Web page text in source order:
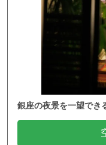
銀座の夜景を一望でき